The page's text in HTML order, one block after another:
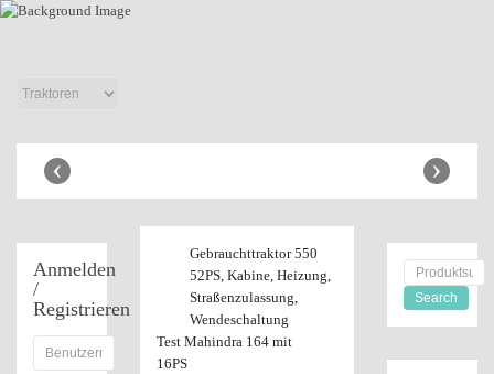
Shop
›
‹
Gebrauchttraktor 550
52PS, Kabine, Heizung,
Straßenzulassung,
Wendeschaltung
Test Mahindra 164 mit
16PS
Anmelden
/
Registrieren